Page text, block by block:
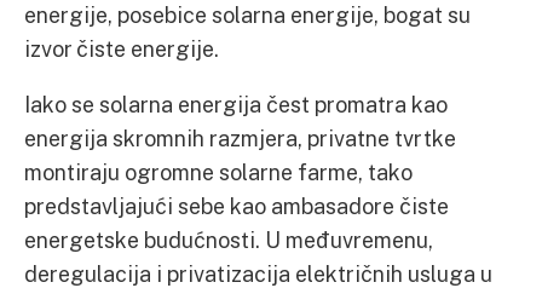
energije, posebice solarna energije, bogat su
izvor čiste energije.
Iako se solarna energija čest promatra kao
energija skromnih razmjera, privatne tvrtke
montiraju ogromne solarne farme, tako
predstavljajući sebe kao ambasadore čiste
energetske budućnosti. U međuvremenu,
deregulacija i privatizacija električnih usluga u